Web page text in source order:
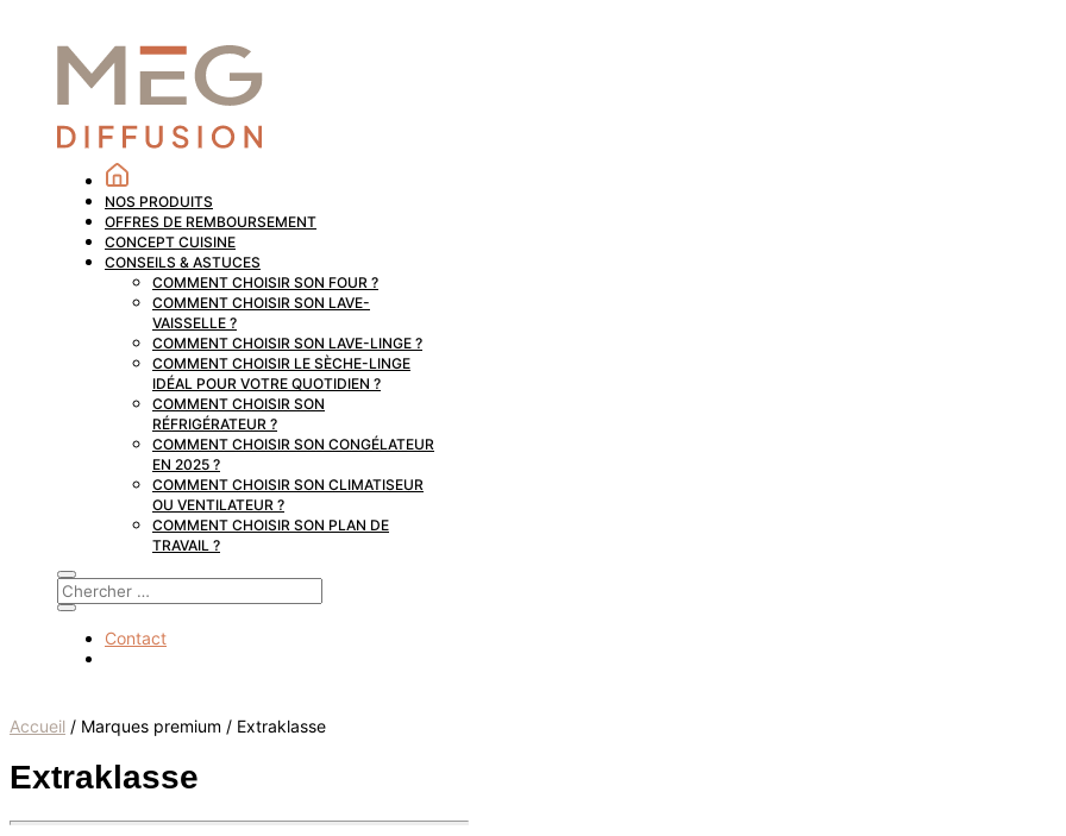
NOS PRODUITS
OFFRES DE REMBOURSEMENT
CONCEPT CUISINE
CONSEILS & ASTUCES
COMMENT CHOISIR SON FOUR ?
COMMENT CHOISIR SON LAVE-
VAISSELLE ?
COMMENT CHOISIR SON LAVE-LINGE ?
COMMENT CHOISIR LE SÈCHE-LINGE
IDÉAL POUR VOTRE QUOTIDIEN ?
COMMENT CHOISIR SON
RÉFRIGÉRATEUR ?
COMMENT CHOISIR SON CONGÉLATEUR
EN 2025 ?
COMMENT CHOISIR SON CLIMATISEUR
OU VENTILATEUR ?
COMMENT CHOISIR SON PLAN DE
TRAVAIL ?
Contact
Accueil / Marques premium / Extraklasse
Extraklasse